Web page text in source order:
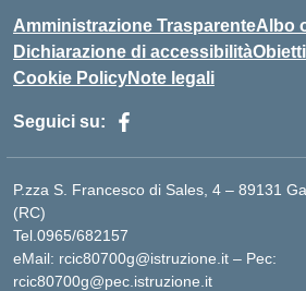
Amministrazione TrasparenteAlbo
Dichiarazione di accessibilità
Cookie PolicyNote legali
Seguici su:
P.zza S. Francesco di Sales, 4 – 89131
(RC)
Tel.0965/682157
eMail: rcic80700g@istruzione.it – Pec:
rcic80700g@pec.istruzione.it